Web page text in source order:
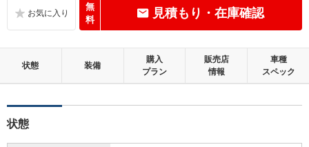
無
料
見積もり・在庫確認
状態 装備
購入
プラン
販売店
情報
車種
スペック
状態